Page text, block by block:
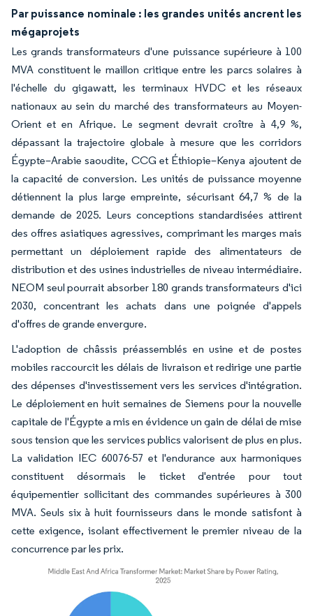
Par puissance nominale : les grandes unités ancrent les
mégaprojets
Les grands transformateurs d'une puissance supérieure à 100
MVA constituent le maillon critique entre les parcs solaires à
l'échelle du gigawatt, les terminaux HVDC et les réseaux
nationaux au sein du marché des transformateurs au Moyen-
Orient et en Afrique. Le segment devrait croître à 4,9 %,
dépassant la trajectoire globale à mesure que les corridors
Égypte–Arabie saoudite, CCG et Éthiopie–Kenya ajoutent de
la capacité de conversion. Les unités de puissance moyenne
détiennent la plus large empreinte, sécurisant 64,7 % de la
demande de 2025. Leurs conceptions standardisées attirent
des offres asiatiques agressives, comprimant les marges mais
permettant un déploiement rapide des alimentateurs de
distribution et des usines industrielles de niveau intermédiaire.
NEOM seul pourrait absorber 180 grands transformateurs d'ici
2030, concentrant les achats dans une poignée d'appels
d'offres de grande envergure.
L'adoption de châssis préassemblés en usine et de postes
mobiles raccourcit les délais de livraison et redirige une partie
des dépenses d'investissement vers les services d'intégration.
Le déploiement en huit semaines de Siemens pour la nouvelle
capitale de l'Égypte a mis en évidence un gain de délai de mise
sous tension que les services publics valorisent de plus en plus.
La validation IEC 60076-57 et l'endurance aux harmoniques
constituent désormais le ticket d'entrée pour tout
équipementier sollicitant des commandes supérieures à 300
MVA. Seuls six à huit fournisseurs dans le monde satisfont à
cette exigence, isolant effectivement le premier niveau de la
concurrence par les prix.